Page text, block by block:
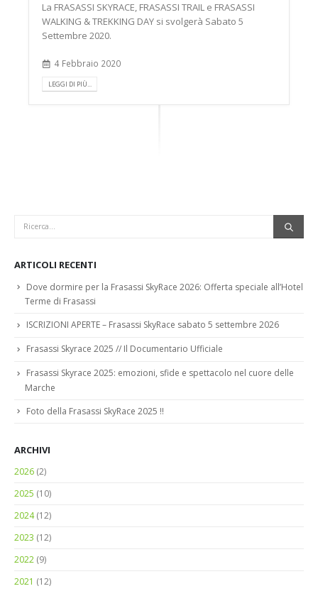
La FRASASSI SKYRACE, FRASASSI TRAIL e FRASASSI
WALKING & TREKKING DAY si svolgerà Sabato 5
Settembre 2020.
4 Febbraio 2020
LEGGI DI PIÙ...
ARTICOLI RECENTI
Dove dormire per la Frasassi SkyRace 2026: Offerta speciale all’Hotel
Terme di Frasassi
ISCRIZIONI APERTE – Frasassi SkyRace sabato 5 settembre 2026
Frasassi Skyrace 2025 // Il Documentario Ufficiale
Frasassi Skyrace 2025: emozioni, sfide e spettacolo nel cuore delle
Marche
Foto della Frasassi SkyRace 2025 !!
ARCHIVI
2026 (2)
2025 (10)
2024(12)
2023 (12)
2022 (9)
2021 (12)